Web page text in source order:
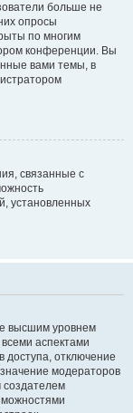
больше не
опросы
по многим
конференции. Вы
вами темы, в
связанные с
установленных
высшим уровнем
аспектами
доступа, отключение
модераторов
создателем